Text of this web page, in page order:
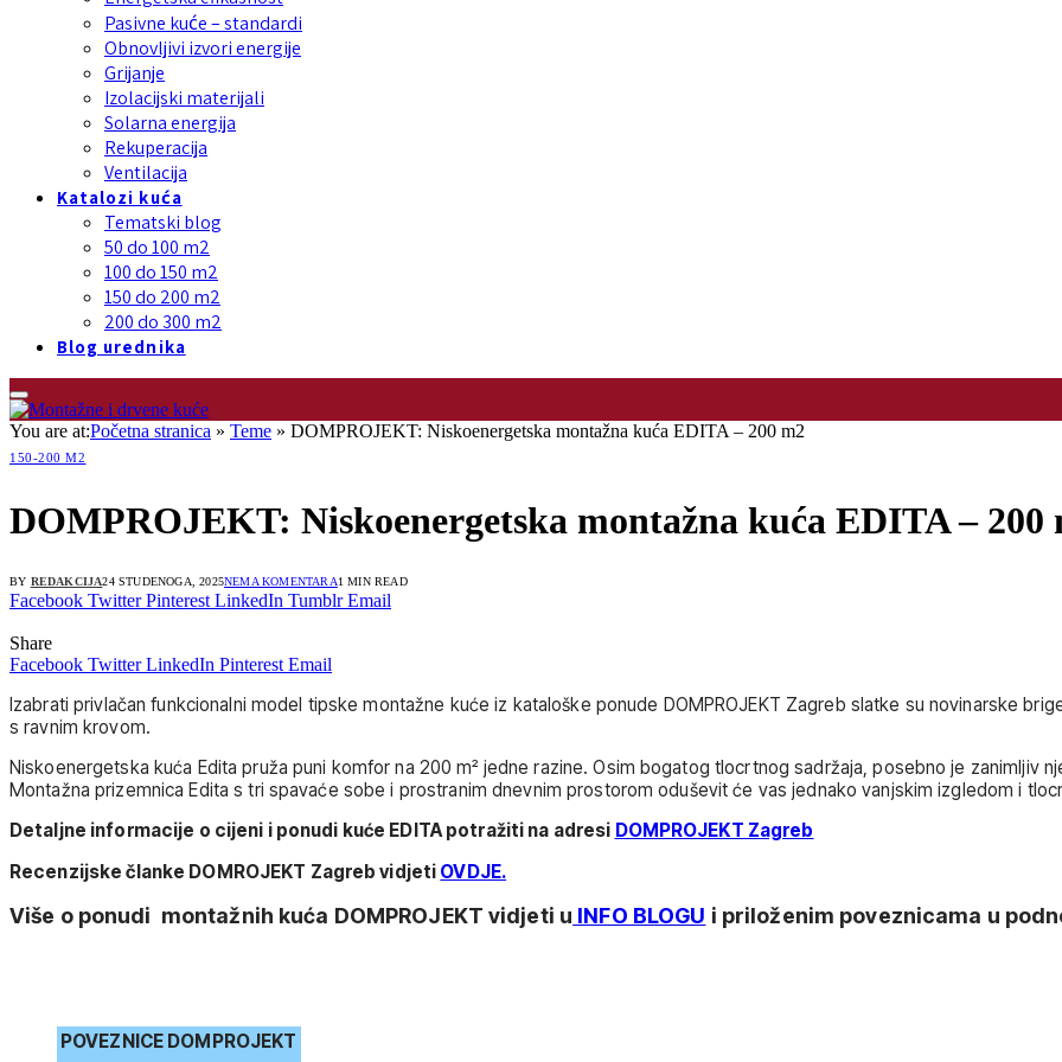
Pasivne kuće – standardi
Obnovljivi izvori energije
Grijanje
Izolacijski materijali
Solarna energija
Rekuperacija
Ventilacija
Katalozi kuća
Tematski blog
50 do 100 m2
100 do 150 m2
150 do 200 m2
200 do 300 m2
Blog urednika
You are at:Početna stranica » Teme » DOMPROJEKT: Niskoenergetska montažna kuća EDITA – 200 m2
150-200 M2
DOMPROJEKT: Niskoenergetska montažna kuća EDITA – 200
BY REDAKCIJA24 STUDENOGA, 2025NEMA KOMENTARA1 MIN READ
Facebook Twitter Pinterest LinkedIn Tumblr Email
Share
Facebook Twitter LinkedIn Pinterest Email
Izabrati privlačan funkcionalni model tipske montažne kuće iz kataloške ponude DOMPROJEKT Zagreb slatke su novinarske
s ravnim krovom.
Niskoenergetska kuća Edita pruža puni komfor na 200 m² jedne razine. Osim bogatog tlocrtnog sadržaja, posebno je zanimljiv
Montažna prizemnica Edita s tri spavaće sobe i prostranim dnevnim prostorom oduševit će vas jednako vanjskim izgledom i
Detaljne informacije o cijeni i ponudi kuće EDITA potražiti na adresi DOMPROJEKT Zagreb
Recenzijske članke DOMROJEKT Zagreb vidjeti OVDJE.
Više o ponudi montažnih kuća DOMPROJEKT vidjeti u INFO BLOGU i priloženim poveznicama u
POVEZNICE DOMPROJEKT